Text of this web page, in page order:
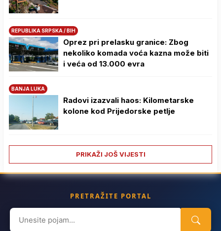
REPUBLIKA SRPSKA / BIH
Oprez pri prelasku granice: Zbog
nekoliko komada voća kazna može biti
i veća od 13.000 evra
BANJA LUKA
Radovi izazvali haos: Kilometarske
kolone kod Prijedorske petlje
PRIKAŽI JOŠ VIJESTI
PRETRAŽITE PORTAL
Search
for: